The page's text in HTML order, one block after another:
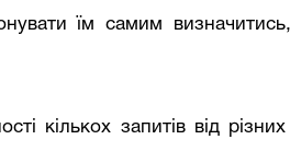
їм самим
кількох запитів від